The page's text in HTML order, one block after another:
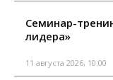
Семинар-
лидера»
11 августа 2026, 10:00